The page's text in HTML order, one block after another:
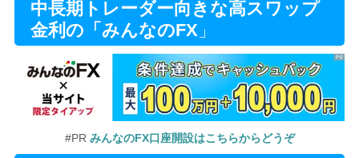
中長期トレーダー向きな高スワップ
金利の「みんなのFX」
#PR みんなのFX口座開設はこちらからどうぞ